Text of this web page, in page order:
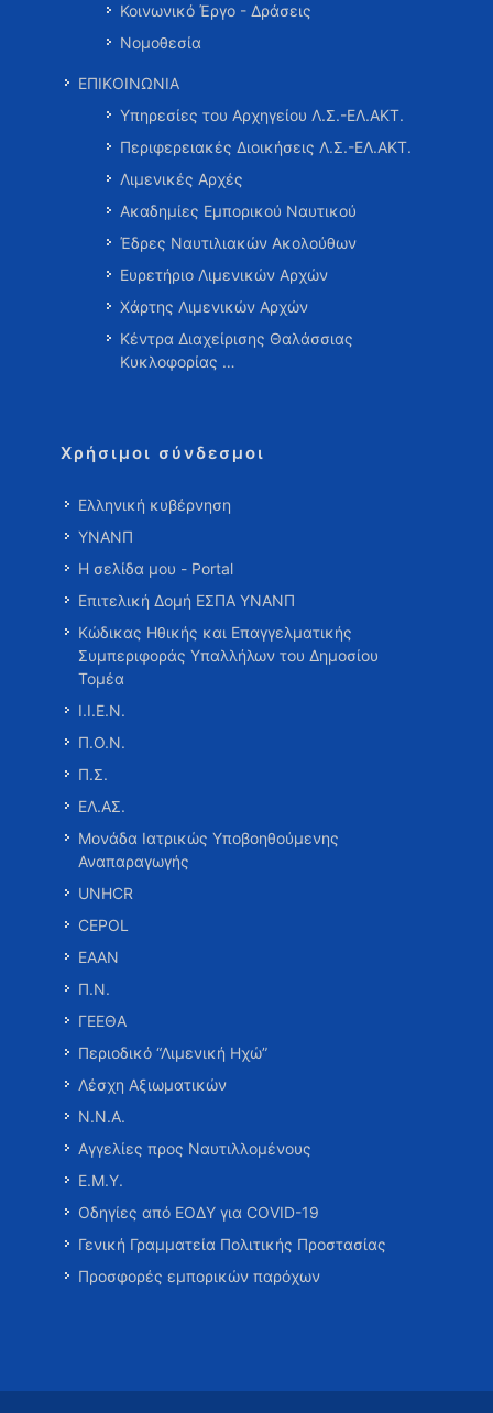
Κοινωνικό Έργο - Δράσεις
Νομοθεσία
ΕΠΙΚΟΙΝΩΝΙΑ
Υπηρεσίες του Αρχηγείου Λ.Σ.-ΕΛ.ΑΚΤ.
Περιφερειακές Διοικήσεις Λ.Σ.-ΕΛ.ΑΚΤ.
Λιμενικές Αρχές
Ακαδημίες Εμπορικού Ναυτικού
Έδρες Ναυτιλιακών Ακολούθων
Ευρετήριο Λιμενικών Αρχών
Χάρτης Λιμενικών Αρχών
Κέντρα Διαχείρισης Θαλάσσιας
Κυκλοφορίας …
Χρήσιμοι σύνδεσμοι
Ελληνική κυβέρνηση
ΥΝΑΝΠ
Η σελίδα μου - Portal
Επιτελική Δομή ΕΣΠΑ ΥΝΑΝΠ
Κώδικας Ηθικής και Επαγγελματικής
Συμπεριφοράς Υπαλλήλων του Δημοσίου
Τομέα
Ι.Ι.Ε.Ν.
Π.Ο.Ν.
Π.Σ.
ΕΛ.ΑΣ.
Μονάδα Ιατρικώς Υποβοηθούμενης
Αναπαραγωγής
UNHCR
CEPOL
ΕΑΑΝ
Π.Ν.
ΓΕΕΘΑ
Περιοδικό “Λιμενική Ηχώ”
Λέσχη Αξιωματικών
Ν.Ν.Α.
Αγγελίες προς Ναυτιλλομένους
Ε.Μ.Υ.
Οδηγίες από ΕΟΔΥ για COVID-19
Γενική Γραμματεία Πολιτικής Προστασίας
Προσφορές εμπορικών παρόχων